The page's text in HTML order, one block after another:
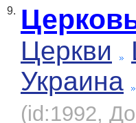
9.
Церкви
Украина
(id:1992,